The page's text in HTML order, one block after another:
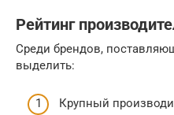
Рейтинг
Среди брендов,
выделить:
Крупный